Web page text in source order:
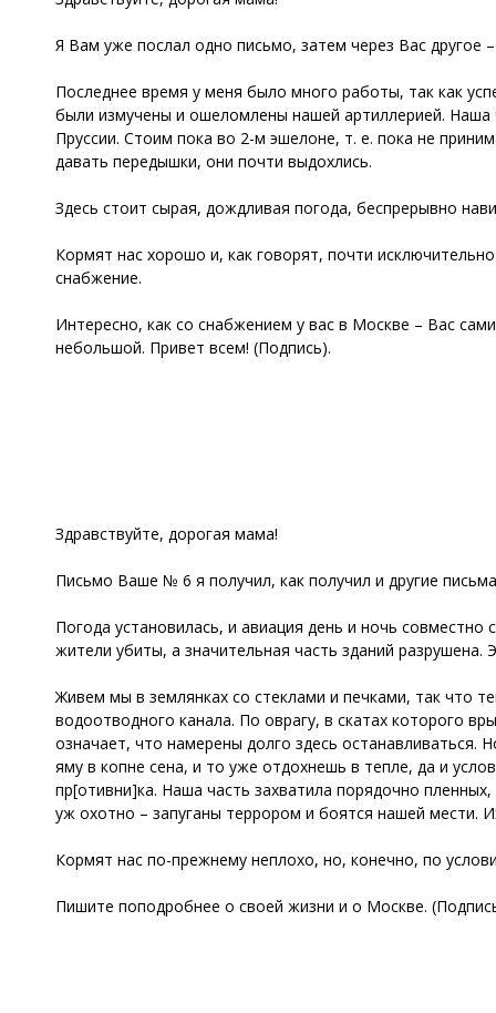
Я Вам уже послал одно письмо, затем через Вас другое
Последнее время у меня было много работы, так как
были измучены и ошеломлены нашей артиллерией.
Пруссии. Стоим пока во 2-м эшелоне, т. е. пока не
давать передышки, они почти выдохлись.
Здесь стоит сырая, дождливая погода, беспрерывно
Кормят нас хорошо и, как говорят, почти
снабжение.
Интересно, как со снабжением у вас в Москве – Вас
небольшой. Привет всем! (Подпись).
Здравствуйте, дорогая мама!
Письмо Ваше № 6 я получил, как получил и другие
Погода установилась, и авиация день и ночь
жители убиты, а значительная часть зданий
Живем мы в землянках со стеклами и печками, так что
водоотводного канала. По оврагу, в скатах которого
означает, что намерены долго здесь
яму в копне сена, и то уже отдохнешь в тепле, да и
пр[отивни]ка. Наша часть захватила порядочно
уж охотно – запуганы террором и боятся нашей мести.
Кормят нас по-прежнему неплохо, но, конечно, по
Пишите поподробнее о своей жизни и о Москве.